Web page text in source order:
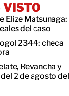
VISTO
Elize Matsunaga:
del caso
2344: checa
Revancha y
2 de agosto del